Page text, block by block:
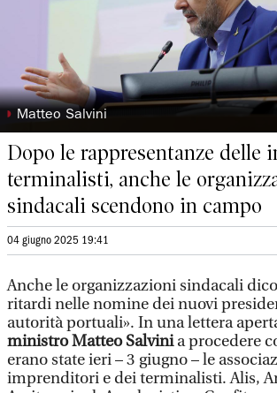
◗ Matteo Salvini
Dopo le rappresentanze delle
terminalisti, anche le
sindacali scendono in campo
04 giugno 2025 19:41
Anche le organizzazioni sindacali
ritardi nelle nomine dei nuovi
autorità portuali». In una lettera
ministroMatteo Salvinia procedere
erano state ieri – 3 giugno – le
imprenditori e dei terminalisti. Alis,